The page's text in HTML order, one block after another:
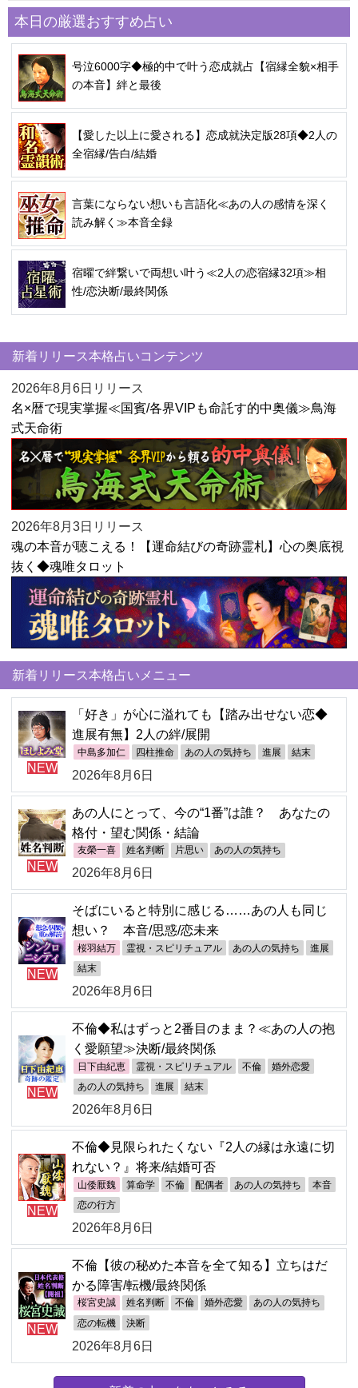
本日の厳選おすすめ占い
号泣6000字◆極的中で叶う恋成就占【宿縁全貌×相手
の本音】絆と最後
【愛した以上に愛される】恋成就決定版28項◆2人の
全宿縁/告白/結婚
言葉にならない想いも言語化≪あの人の感情を深く
読み解く≫本音全録
宿曜で絆繋いで両想い叶う≪2人の恋宿縁32項≫相
性/恋決断/最終関係
新着リリース本格占いコンテンツ
2026年8月6日リリース
名×暦で現実掌握≪国賓/各界VIPも命託す的中奥儀≫鳥海
式天命術
2026年8月3日リリース
魂の本音が聴こえる！【運命結びの奇跡霊札】心の奥底視
抜く◆魂唯タロット
新着リリース本格占いメニュー
NEW
「好き」が心に溢れても【踏み出せない恋◆
進展有無】2人の絆/展開
中島多加仁 四柱推命 あの人の気持ち 進展 結末
2026年8月6日
NEW
あの人にとって、今の“1番”は誰？ あなたの
格付・望む関係・結論
友榮一喜 姓名判断 片思い あの人の気持ち
2026年8月6日
NEW
そばにいると特別に感じる……あの人も同じ
想い？ 本音/思惑/恋未来
桜羽結万 霊視・スピリチュアル あの人の気持ち 進展
結末
2026年8月6日
NEW
不倫◆私はずっと2番目のまま？≪あの人の抱
く愛願望≫決断/最終関係
日下由紀恵 霊視・スピリチュアル 不倫 婚外恋愛
あの人の気持ち 進展 結末
2026年8月6日
NEW
不倫◆見限られたくない『2人の縁は永遠に切
れない？』将来/結婚可否
山倭厭魏 算命学 不倫 配偶者 あの人の気持ち 本音
恋の行方
2026年8月6日
NEW
不倫【彼の秘めた本音を全て知る】立ちはだ
かる障害/転機/最終関係
桜宮史誠 姓名判断 不倫 婚外恋愛 あの人の気持ち
恋の転機 決断
2026年8月6日